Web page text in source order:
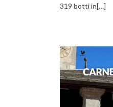
319 botti in[…]